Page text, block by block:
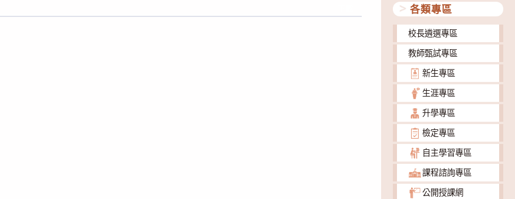
各類專區
校長遴選專區
教師甄試專區
新生專區
生涯專區
升學專區
檢定專區
自主學習專區
課程諮詢專區
公開授課網